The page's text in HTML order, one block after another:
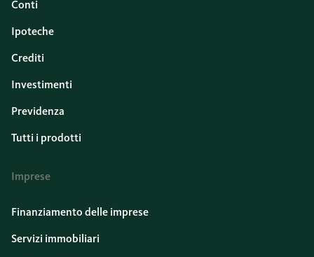
Conti
Ipoteche
Crediti
Investimenti
Previdenza
Tutti i prodotti
Imprese
Finanziamento delle imprese
Servizi immobiliari